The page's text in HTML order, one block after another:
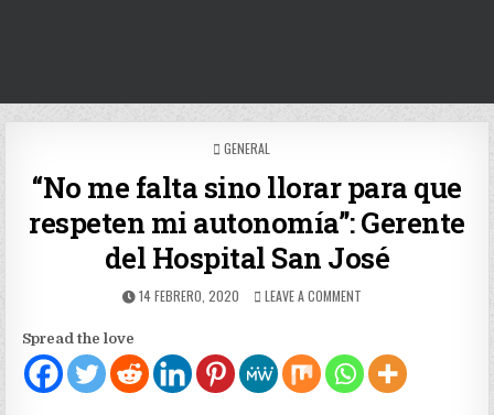
POSTED
GENERAL
“No me falta sino llorar para que
respeten mi autonomía”: Gerente
del Hospital San José
PUBLISHED
14 FEBRERO, 2020 LEAVE A COMMENTON
FALTA
SINO
LLORAR
Spread the love